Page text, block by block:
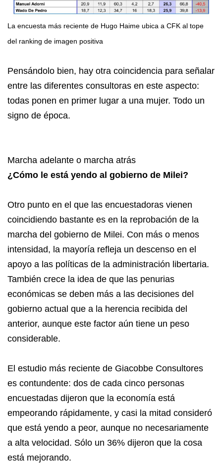
La encuesta más reciente de Hugo Haime ubica a CFK al tope
del ranking de imagen positiva
Pensándolo bien, hay otra coincidencia para señalar
entre las diferentes consultoras en este aspecto:
todas ponen en primer lugar a una mujer. Todo un
signo de época.
Marcha adelante o marcha atrás
¿Cómo le está yendo al gobierno de Milei?
Otro punto en el que las encuestadoras vienen
coincidiendo bastante es en la reprobación de la
marcha del gobierno de Milei. Con más o menos
intensidad, la mayoría refleja un descenso en el
apoyo a las políticas de la administración libertaria.
También crece la idea de que las penurias
económicas se deben más a las decisiones del
gobierno actual que a la herencia recibida del
anterior, aunque este factor aún tiene un peso
considerable.
El estudio más reciente de Giacobbe Consultores
es contundente: dos de cada cinco personas
encuestadas dijeron que la economía está
empeorando rápidamente, y casi la mitad consideró
que está yendo a peor, aunque no necesariamente
a alta velocidad. Sólo un 36% dijeron que la cosa
está mejorando.